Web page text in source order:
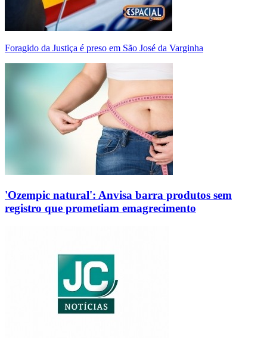
Foragido da Justiça é preso em São José da Varginha
'Ozempic natural': Anvisa barra produtos sem
registro que prometiam emagrecimento